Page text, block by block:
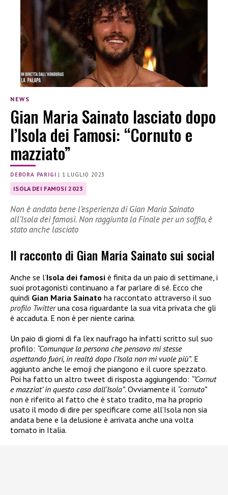
NEWS
Gian Maria Sainato lasciato dopo
l’Isola dei Famosi: “Cornuto e
mazziato”
DEBORA PARIGI | 1 LUGLIO 2023
ISOLA DEI FAMOSI 2023
Non è andata bene l’esperienza di Gian Maria Sainato
all’Isola dei famosi. Non raggiunta la Finale per un soffio, è
stato anche lasciato
Il racconto di Gian Maria Sainato sui social
Anche se l’Isola dei famosi è finita da un paio di settimane, i
suoi protagonisti continuano a far parlare di sé. Ecco che
quindi Gian Maria Sainato ha raccontato attraverso il suo
profilo Twitteruna cosa riguardante la sua vita privata che gli
è accaduta. E non è per niente carina.
Un paio di giorni di fa l’ex naufrago ha infatti scritto sul suo
profilo: “Comunque la persona che pensavo mi stesse
aspettando fuori, in realtà dopo l’Isola non mi vuole più”. E
aggiunto anche le emoji che piangono e il cuore spezzato.
Poi ha fatto un altro tweet di risposta aggiungendo: “’Cornut
e mazziat’ in questo caso dall’Isola”. Ovviamente il “cornuto”
non è riferito al fatto che è stato tradito, ma ha proprio
usato il modo di dire per specificare come all’Isola non sia
andata bene e la delusione è arrivata anche una volta
tornato in Italia.